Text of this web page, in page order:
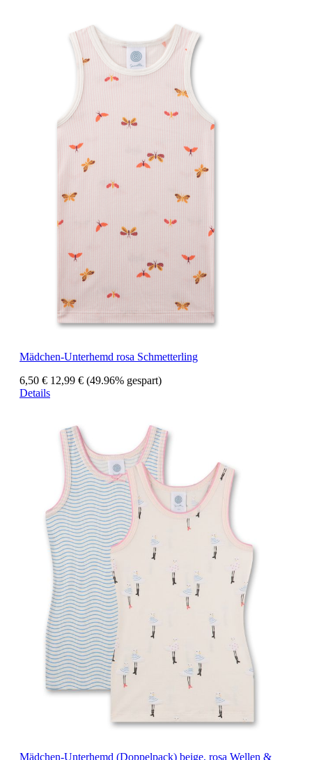
Mädchen-Unterhemd rosa Schmetterling
6,50 € 12,99 € (49.96% gespart)
Details
Mädchen-Unterhemd (Doppelpack) beige, rosa Wellen &